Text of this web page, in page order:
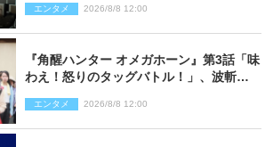
エンタメ 2026/8/8 12:00
『角醒ハンター オメガホーン』第3話「味
わえ！怒りのタッグバトル！」、波斬の
エンタメ 2026/8/8 12:00